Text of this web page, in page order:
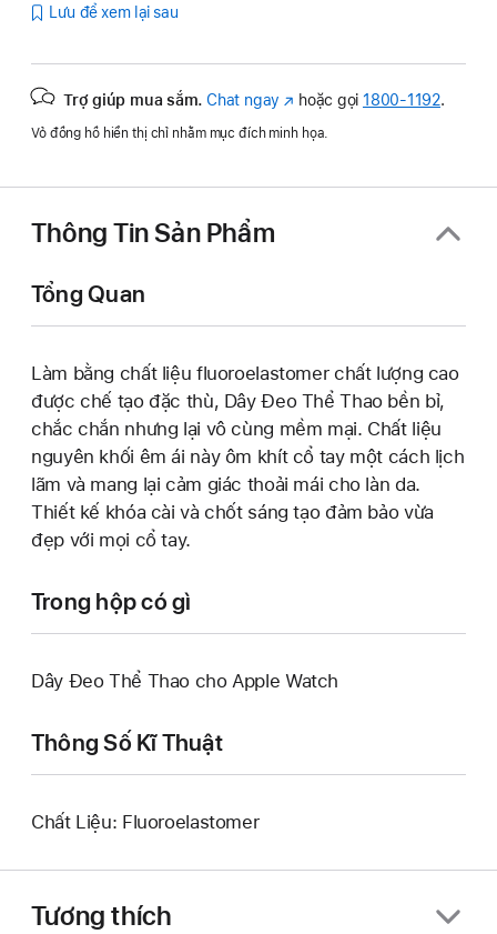
Lưu để xem lại sau
Trợ giúp mua sắm. Chat ngay (Mở
cửa
mới)
hoặc gọi 1800-1192.
Vỏ đồng hồ hiển thị chỉ nhằm mục đích minh họa.
Thông Tin Sản Phẩm
Tổng Quan
Làm bằng chất liệu fluoroelastomer chất lượng cao
được chế tạo đặc thù, Dây Đeo Thể Thao bền bỉ,
chắc chắn nhưng lại vô cùng mềm mại. Chất liệu
nguyên khối êm ái này ôm khít cổ tay một cách lịch
lãm và mang lại cảm giác thoải mái cho làn da.
Thiết kế khóa cài và chốt sáng tạo đảm bảo vừa
đẹp với mọi cổ tay.
Trong hộp có gì
Dây Đeo Thể Thao cho Apple Watch
Thông Số Kĩ Thuật
Chất Liệu: Fluoroelastomer
Tương thích